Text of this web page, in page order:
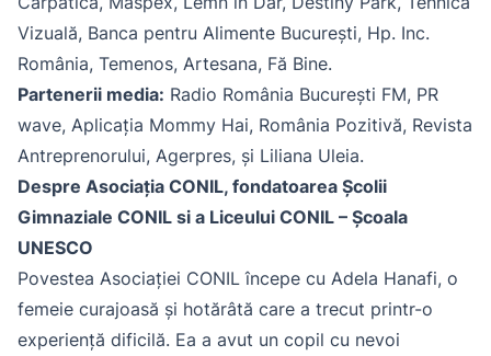
Vizuală, Banca pentru Alimente București, Hp. Inc.
România, Temenos, Artesana, Fă Bine.
Partenerii media: Radio România București FM, PR
wave, Aplicația Mommy Hai, România Pozitivă, Revista
Antreprenorului, Agerpres, și Liliana Uleia.
Despre Asociația CONIL, fondatoarea Școlii
Gimnaziale CONIL si a Liceului CONIL – Școala
UNESCO
Povestea Asociației CONIL începe cu Adela Hanafi, o
femeie curajoasă și hotărâtă care a trecut printr-o
experiență dificilă. Ea a avut un copil cu nevoi